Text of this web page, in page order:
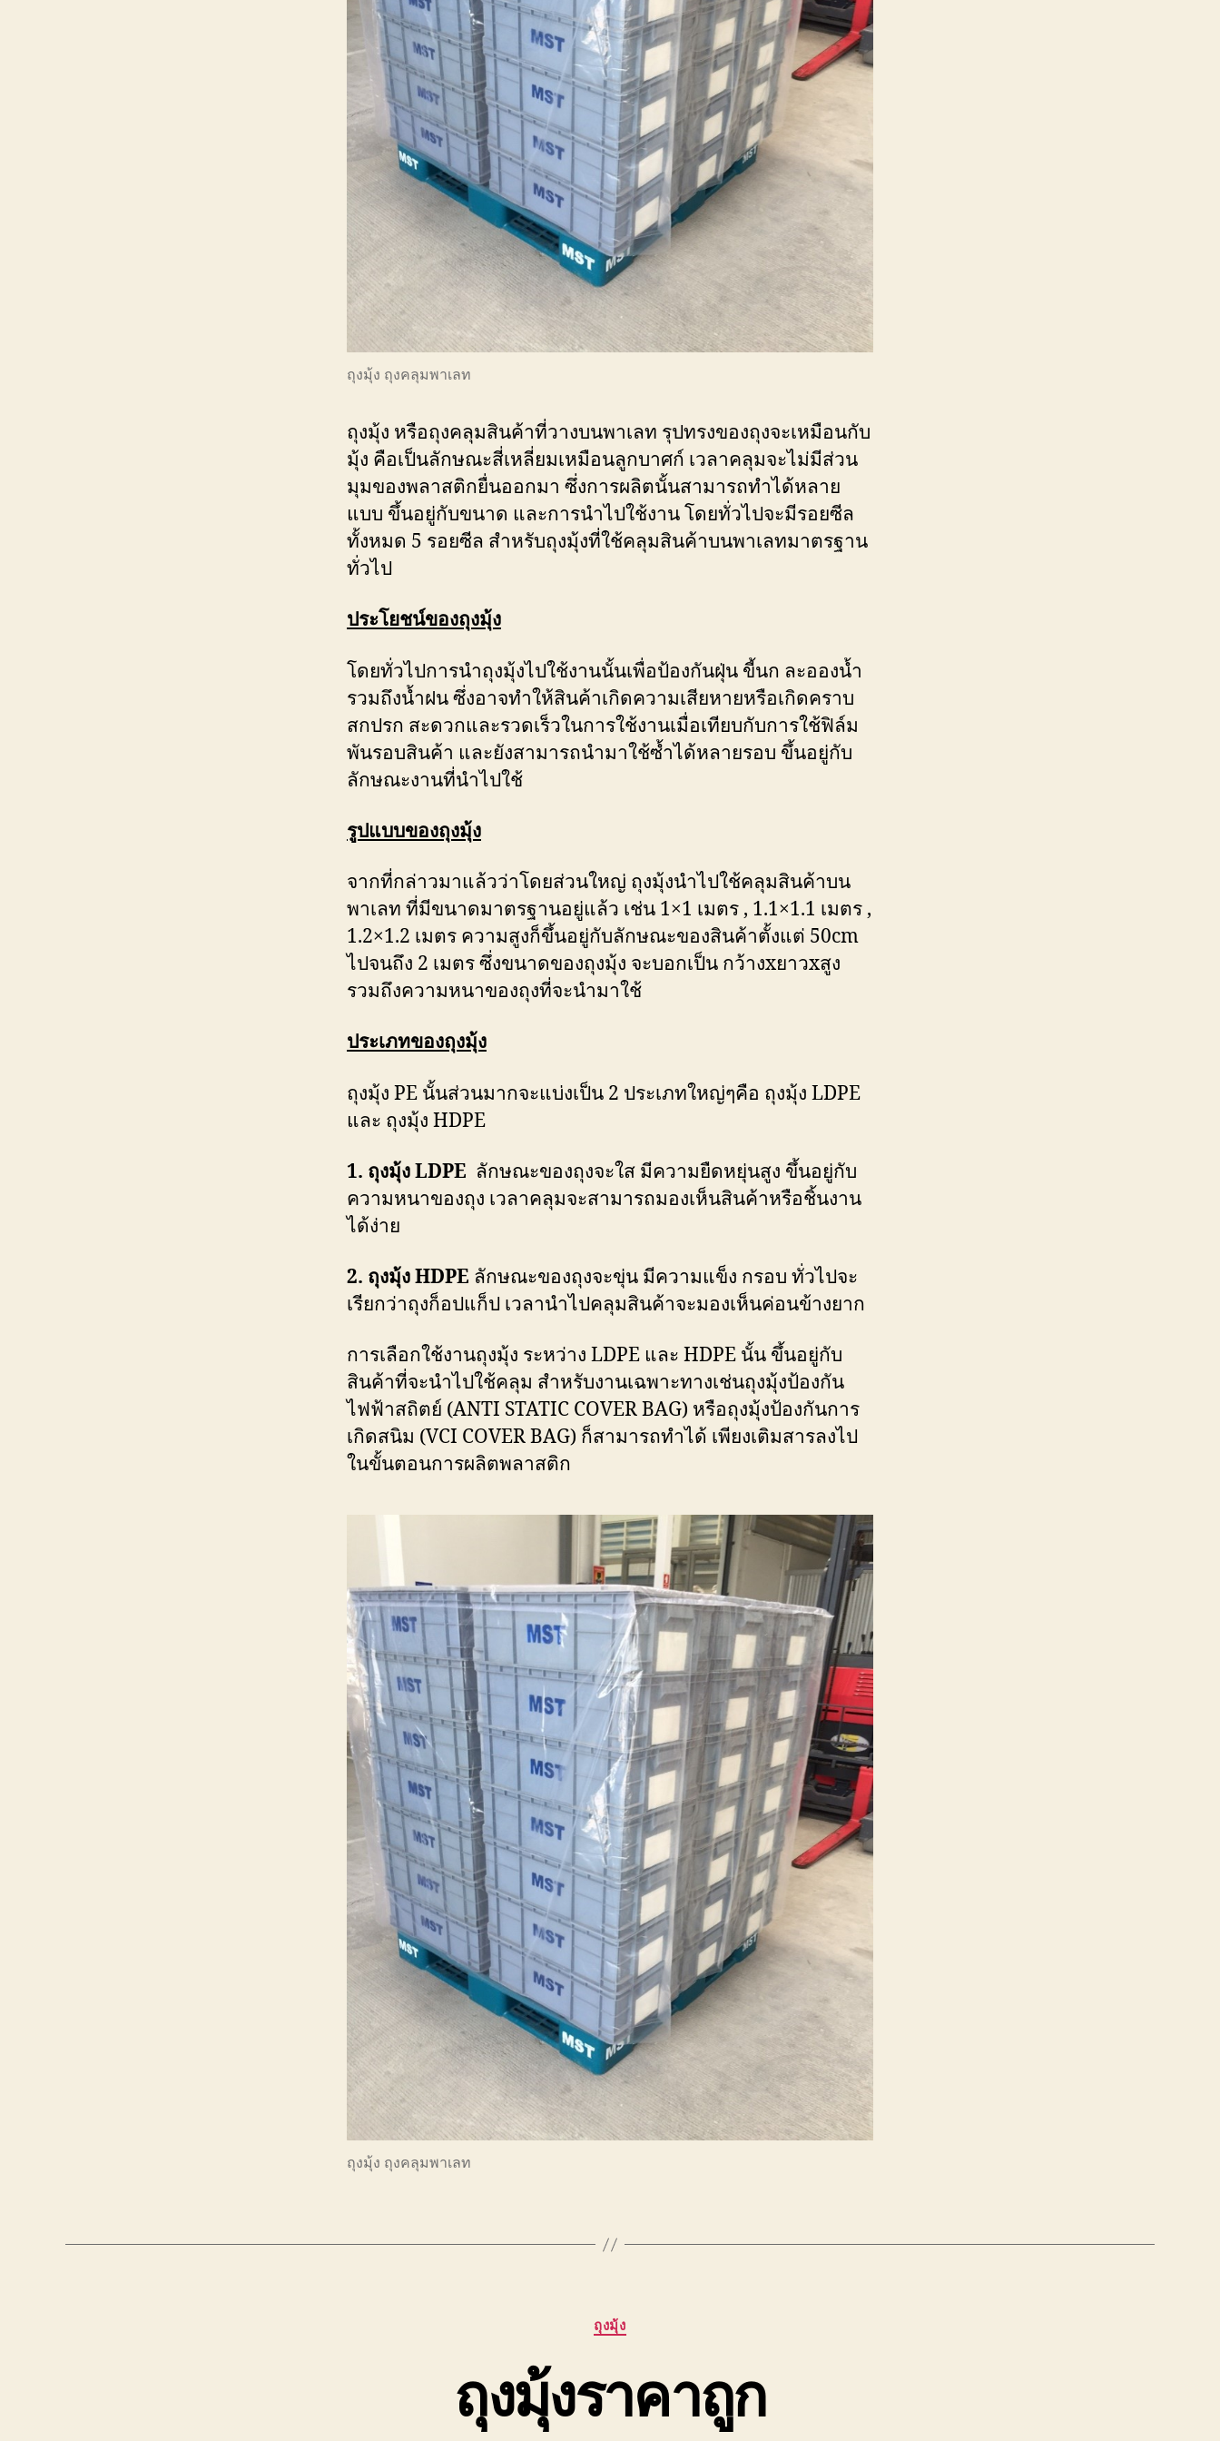
ถุงมุ้ง ถุงคลุมพาเลท
ถุงมุ้ง หรือถุงคลุมสินค้าที่วางบนพาเลท รุปทรงของถุงจะเหมือนกับ
มุ้ง คือเป็นลักษณะสี่เหลี่ยมเหมือนลูกบาศก์ เวลาคลุมจะไม่มีส่วน
มุมของพลาสติกยื่นออกมา ซึ่งการผลิตนั้นสามารถทำได้หลาย
แบบ ขึ้นอยู่กับขนาด และการนำไปใช้งาน โดยทั่วไปจะมีรอยซีล
ทั้งหมด 5 รอยซีล สำหรับถุงมุ้งที่ใช้คลุมสินค้าบนพาเลทมาตรฐาน
ทั่วไป
ประโยชน์ของถุงมุ้ง
โดยทั่วไปการนำถุงมุ้งไปใช้งานนั้นเพื่อป้องกันฝุ่น ขี้นก ละอองน้ำ
รวมถึงน้ำฝน ซึ่งอาจทำให้สินค้าเกิดความเสียหายหรือเกิดคราบ
สกปรก สะดวกและรวดเร็วในการใช้งานเมื่อเทียบกับการใช้ฟิล์ม
พันรอบสินค้า และยังสามารถนำมาใช้ซ้ำได้หลายรอบ ขึ้นอยู่กับ
ลักษณะงานที่นำไปใช้
รูปแบบของถุงมุ้ง
จากที่กล่าวมาแล้วว่าโดยส่วนใหญ่ ถุงมุ้งนำไปใช้คลุมสินค้าบน
พาเลท ที่มีขนาดมาตรฐานอยู่แล้ว เช่น 1×1 เมตร , 1.1×1.1 เมตร ,
1.2×1.2 เมตร ความสูงก็ขึ้นอยู่กับลักษณะของสินค้าตั้งแต่ 50cm
ไปจนถึง 2 เมตร ซึ่งขนาดของถุงมุ้ง จะบอกเป็น กว้างxยาวxสูง
รวมถึงความหนาของถุงที่จะนำมาใช้
ประเภทของถุงมุ้ง
ถุงมุ้ง PE นั้นส่วนมากจะแบ่งเป็น 2 ประเภทใหญ่ๆคือ ถุงมุ้ง LDPE
และ ถุงมุ้ง HDPE
1. ถุงมุ้ง LDPE ลักษณะของถุงจะใส มีความยืดหยุ่นสูง ขึ้นอยู่กับ
ความหนาของถุง เวลาคลุมจะสามารถมองเห็นสินค้าหรือชิ้นงาน
ได้ง่าย
2. ถุงมุ้ง HDPE ลักษณะของถุงจะขุ่น มีความแข็ง กรอบ ทั่วไปจะ
เรียกว่าถุงก็อปแก็ป เวลานำไปคลุมสินค้าจะมองเห็นค่อนข้างยาก
การเลือกใช้งานถุงมุ้ง ระหว่าง LDPE และ HDPE นั้น ขึ้นอยู่กับ
สินค้าที่จะนำไปใช้คลุม สำหรับงานเฉพาะทางเช่นถุงมุ้งป้องกัน
ไฟฟ้าสถิตย์ (ANTI STATIC COVER BAG) หรือถุงมุ้งป้องกันการ
เกิดสนิม (VCI COVER BAG) ก็สามารถทำได้ เพียงเติมสารลงไป
ในขั้นตอนการผลิตพลาสติก
ถุงมุ้ง ถุงคลุมพาเลท
Categories
ถุงมุ้ง
ถุงมุ้งราคาถูก